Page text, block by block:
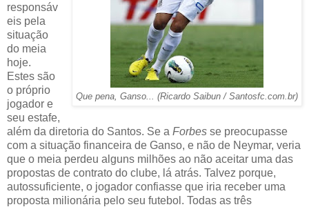
Que pena, Ganso... (Ricardo Saibun / Santosfc.com.br)
responsáv
eis pela
situação
do meia
hoje.
Estes são
o próprio
jogador e
seu estafe,
além da diretoria do Santos. Se a Forbes se preocupasse
com a situação financeira de Ganso, e não de Neymar, veria
que o meia perdeu alguns milhões ao não aceitar uma das
propostas de contrato do clube, lá atrás. Talvez porque,
autossuficiente, o jogador confiasse que iria receber uma
proposta milionária pelo seu futebol. Todas as três